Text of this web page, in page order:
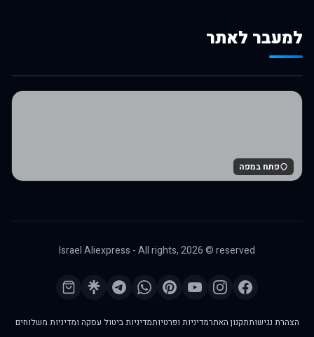
למעבר לאתר
לרכישה באלי אקספרס
פתח במפה
Israel Aliexpress - All rights,2026© reserved
הצהרת נגישותתקנון האתרמדיניות ופרטיותמדיניות ביטול עסקה ומדיניות משלוחים